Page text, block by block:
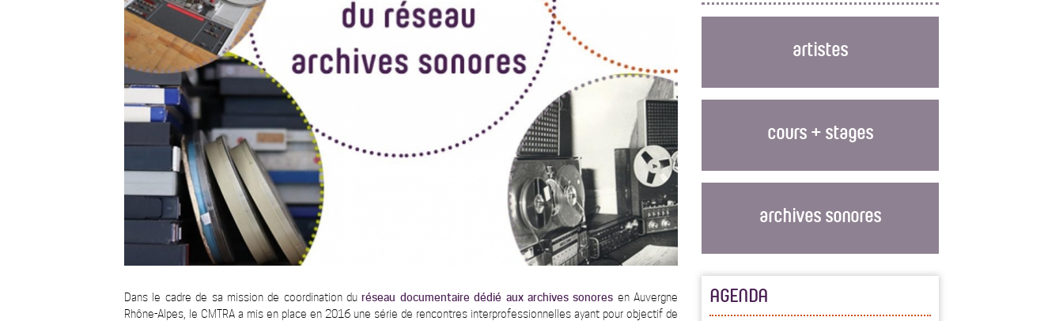
Dans le cadre de sa mission de coordination du réseau documentaire dédié aux archives sonores en Auvergne
Rhône-Alpes, le CMTRA a mis en place en 2016 une série de rencontres interprofessionnelles ayant pour objectif de
artistes
cours + stages
archives sonores
AGENDA